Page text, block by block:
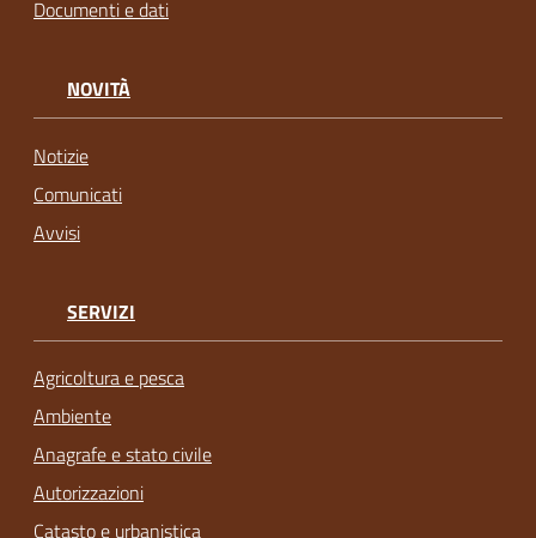
Documenti e dati
NOVITÀ
Notizie
Comunicati
Avvisi
SERVIZI
Agricoltura e pesca
Ambiente
Anagrafe e stato civile
Autorizzazioni
Catasto e urbanistica